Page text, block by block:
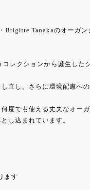
Brigitte Tanakaのオーガン
レクションから誕生した
直し、さらに環境配慮への
度でも使える丈夫なオー
し込まれています。
ます